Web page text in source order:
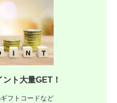
ト大量GET！
フトコードなど